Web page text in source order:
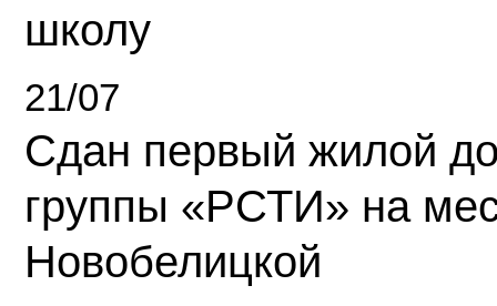
школу
21/07
Сдан первый жилой
группы «РСТИ» на
Новобелицкой